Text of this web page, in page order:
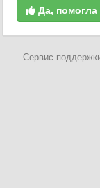
Да, помогла
Сервис